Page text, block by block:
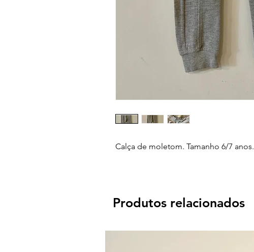
Calça de moletom. Tamanho 6/7 anos.
Produtos relacionados